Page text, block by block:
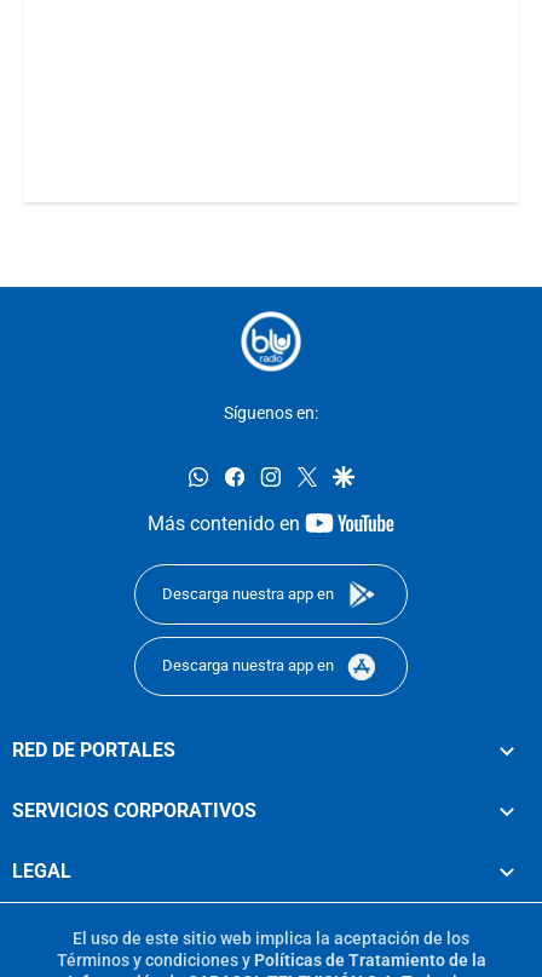
Síguenos en:
whatsappfacebookinstagram
twittergoogle
Más contenido en
youtube-
Descarga nuestra app en
Descarga nuestra app en
RED DE PORTALES
SERVICIOS CORPORATIVOS
LEGAL
El uso de este sitio web implica la aceptación de los
Términos y condicionesy Políticas de Tratamiento de la